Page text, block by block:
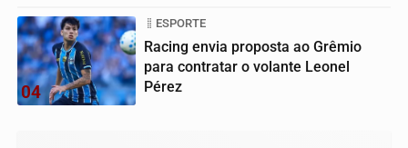
04
ESPORTE
Racing envia proposta ao Grêmio
para contratar o volante Leonel
Pérez